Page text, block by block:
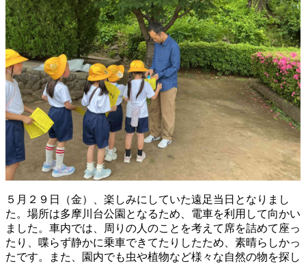
５月２９日（金）、楽しみにしていた遠足当日となりまし
た。場所は多摩川台公園となるため、電車を利用して向かい
ました。車内では、周りの人のことを考えて席を詰めて座っ
たり、喋らず静かに乗車できてたりしたため、素晴らしかっ
たです。また、園内でも虫や植物など様々な自然の物を探し